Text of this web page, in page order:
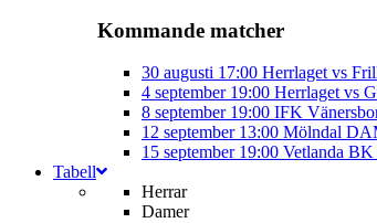
Kommande matcher
30 augusti 17:00 Herrlaget vs
4 september 19:00 Herrlaget vs
8 september 19:00 IFK
12 september 13:00 Mölndal
15 september 19:00 Vetlanda
Tabell
Herrar
Damer